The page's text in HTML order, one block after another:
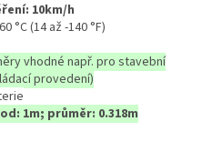
10km/h
°C (14 až -140 °F)
vhodné např. pro stavební
provedení)
1m; průměr: 0.318m